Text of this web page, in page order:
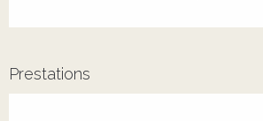
Prestations